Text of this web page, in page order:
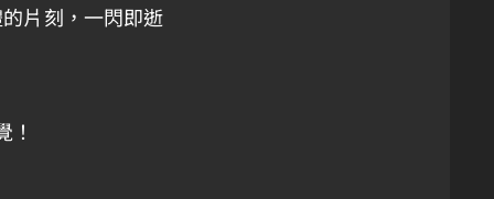
片刻，一閃即逝